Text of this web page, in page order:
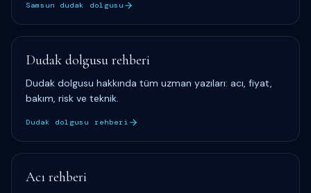
Samsun dudak dolgusu
Dudak dolgusu rehberi
Dudak dolgusu hakkında tüm uzman yazıları: acı, fiyat,
bakım, risk ve teknik.
Dudak dolgusu rehberi
Acı rehberi